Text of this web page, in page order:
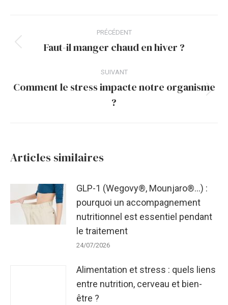
article
PRÉCÉDENT
Article
:
Faut-il manger chaud en hiver ?
SUIVANT
Comment le stress impacte notre organisme
?
Articles similaires
GLP-1 (Wegovy®, Mounjaro®…) :
pourquoi un accompagnement
nutritionnel est essentiel pendant
le traitement
24/07/2026
Alimentation et stress : quels liens
entre nutrition, cerveau et bien-
être ?